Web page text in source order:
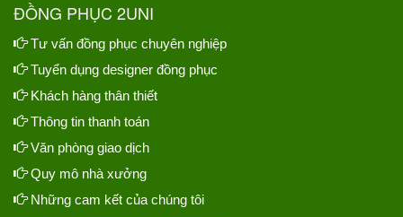
ĐỒNG PHỤC 2UNI
Tư vấn đồng phục chuyên nghiệp
Tuyển dụng designer đồng phục
Khách hàng thân thiết
Thông tin thanh toán
Văn phòng giao dịch
Quy mô nhà xưởng
Những cam kết của chúng tôi